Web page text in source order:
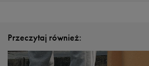
Przeczytaj również: